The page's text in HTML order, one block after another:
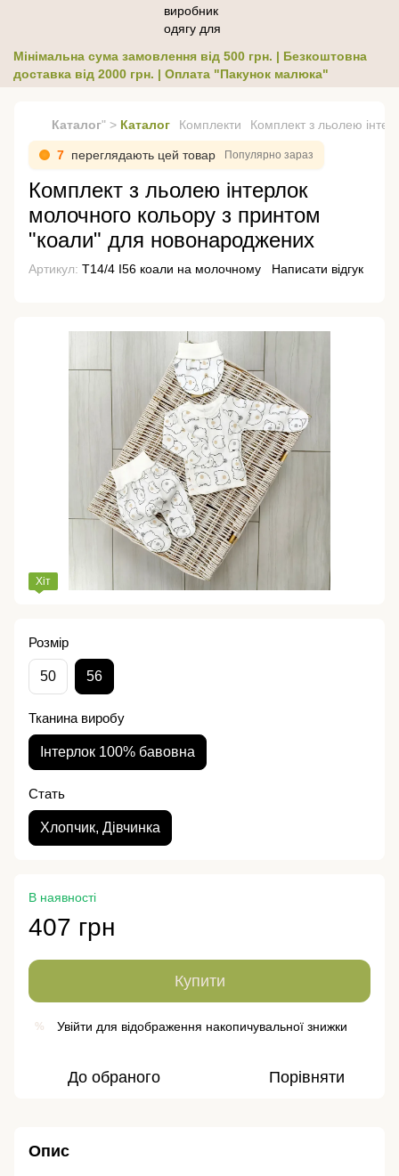
Мінімальна сума замовлення від 500 грн. | Безкоштовна
доставка від 2000 грн. | Оплата "Пакунок малюка"
Каталог" > Каталог Комплекти Комплект з льолею
7 переглядають цей товар Популярно зараз
Комплект з льолею інтерлок
молочного кольору з принтом
"коали" для новонароджених
Артикул: Т14/4 І56 коали на молочному Написати відгук
Хіт
Розмір
50 56
Тканина виробу
Інтерлок 100% бавовна
Стать
Хлопчик, Дівчинка
В наявності
407 грн
Купити
% Увійти для відображення накопичувальної знижки
До обраного Порівняти
Опис